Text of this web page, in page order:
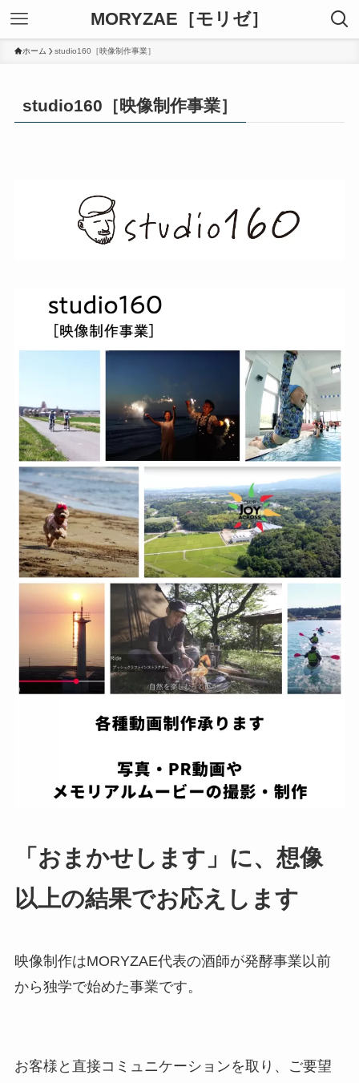
MORYZAE［モリゼ］
ホーム studio160［映像制作事業］
studio160［映像制作事業］
「おまかせします」に、想像
以上の結果でお応えします
映像制作はMORYZAE代表の酒師が発酵事業以前
から独学で始めた事業です。
お客様と直接コミュニケーションを取り、ご要望